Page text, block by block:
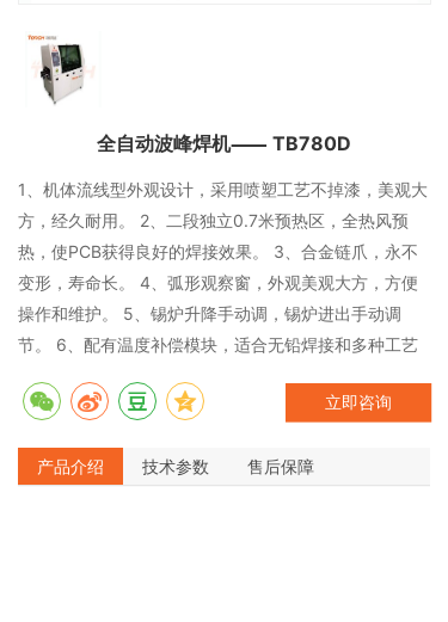
全自动波峰焊机⸺ TB780D
1、机体流线型外观设计，采用喷塑工艺不掉漆，美观大
方，经久耐用。 2、二段独立0.7米预热区，全热风预
热，使PCB获得良好的焊接效果。 3、合金链爪，永不
变形，寿命长。 4、弧形观察窗，外观美观大方，方便
操作和维护。 5、锡炉升降手动调，锡炉进出手动调
节。 6、配有温度补偿模块，适合无铅焊接和多种工艺
立即咨询
产品介绍 技术参数 售后保障